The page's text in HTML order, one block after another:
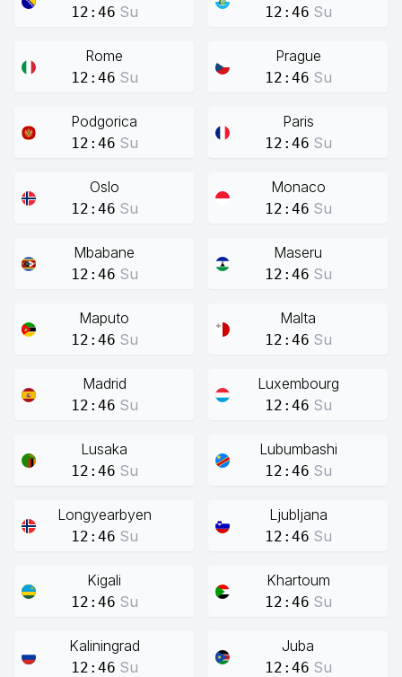
12:46 Su 12:46 Su
Rome
12:46 Su
Prague
12:46 Su
Podgorica
12:46 Su
Paris
12:46 Su
Oslo
12:46 Su
Monaco
12:46 Su
Mbabane
12:46 Su
Maseru
12:46 Su
Maputo
12:46 Su
Malta
12:46 Su
Madrid
12:46 Su
Luxembourg
12:46 Su
Lusaka
12:46 Su
Lubumbashi
12:46 Su
Longyearbyen
12:46 Su
Ljubljana
12:46 Su
Kigali
12:46 Su
Khartoum
12:46 Su
Kaliningrad
12:46 Su
Juba
12:46 Su